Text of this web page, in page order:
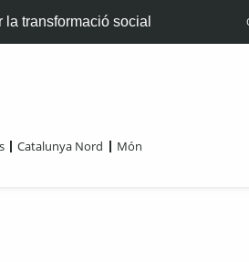
transformació social
Catalunya Nord Món